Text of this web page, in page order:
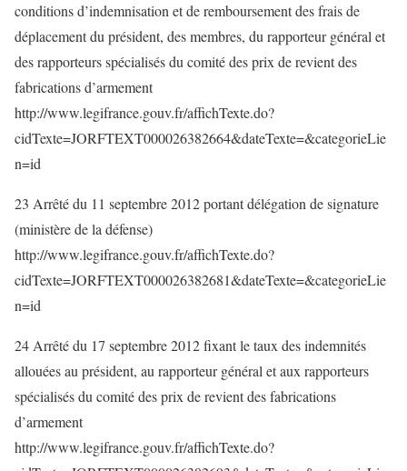
conditions d’indemnisation et de remboursement des frais de
déplacement du président, des membres, du rapporteur général et
des rapporteurs spécialisés du comité des prix de revient des
fabrications d’armement
http://www.legifrance.gouv.fr/affichTexte.do?
cidTexte=JORFTEXT000026382664&dateTexte=&categorieLie
n=id
23 Arrêté du 11 septembre 2012 portant délégation de signature
(ministère de la défense)
http://www.legifrance.gouv.fr/affichTexte.do?
cidTexte=JORFTEXT000026382681&dateTexte=&categorieLie
n=id
24 Arrêté du 17 septembre 2012 fixant le taux des indemnités
allouées au président, au rapporteur général et aux rapporteurs
spécialisés du comité des prix de revient des fabrications
d’armement
http://www.legifrance.gouv.fr/affichTexte.do?